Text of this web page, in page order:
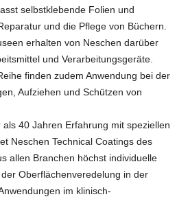
selbstklebende Folien und
und die Pflege von Büchern.
erhalten von Neschen darüber
und Verarbeitungsgeräte.
finden zudem Anwendung bei der
Aufziehen und Schützen von
40 Jahren Erfahrung mit speziellen
Neschen Technical Coatings des
allen Branchen höchst individuelle
Oberflächenveredelung in der
im klinisch-